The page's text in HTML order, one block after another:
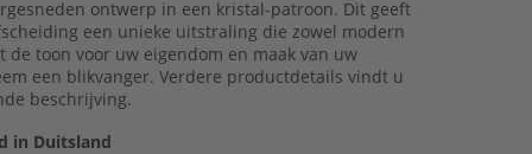
ontwerp in een kristal-patroon. Dit geeft
een unieke uitstraling die zowel modern
de toon voor uw eigendom en maak van uw
een blikvanger. Verdere productdetails vindt u
beschrijving.
in Duitsland